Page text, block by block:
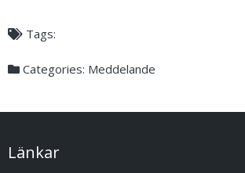
Tags:
Categories: Meddelande
Länkar